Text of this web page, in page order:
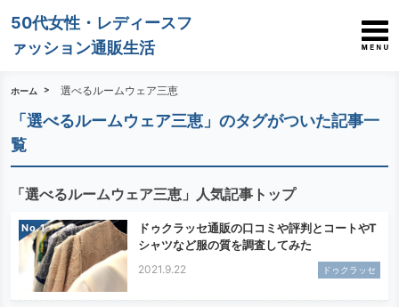
50代女性・レディースフ
ァッション通販生活
ホーム 選べるルームウェア三恵
「選べるルームウェア三恵」のタグがついた記事一
覧
「選べるルームウェア三恵」人気記事トップ
No.
ドゥクラッセ通販の口コミや評判とコートやT
シャツなど服の質を調査してみた
2021.9.22 ドゥクラッセ